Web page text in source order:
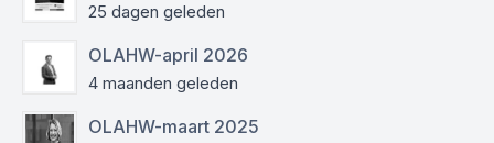
25 dagen geleden
OLAHW-april 2026
4 maanden geleden
OLAHW-maart 2025